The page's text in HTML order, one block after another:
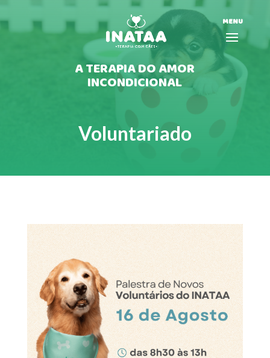
A TERAPIA DO AMOR
INCONDICIONAL
MENU
Voluntariado